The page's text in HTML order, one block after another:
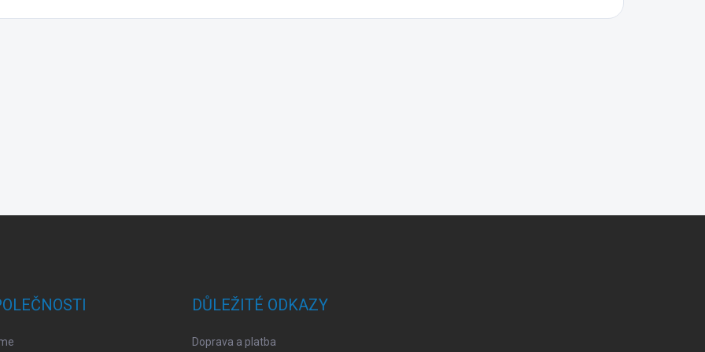
DŮLEŽITÉ ODKAZY
Doprava a platba